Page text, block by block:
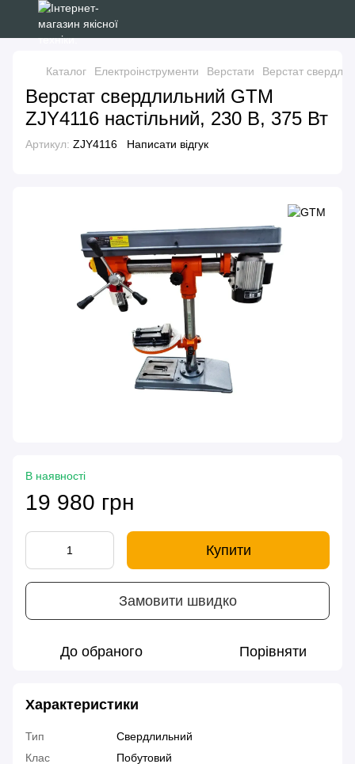
Каталог Електроінструменти Верстати Верстат
Верстат свердлильний GTM
ZJY4116 настільний, 230 В, 375 Вт
Артикул: ZJY4116 Написати відгук
В наявності
19 980 грн
Купити
Замовити швидко
До обраного Порівняти
Характеристики
Тип
Свердлильний
Клас
Побутовий